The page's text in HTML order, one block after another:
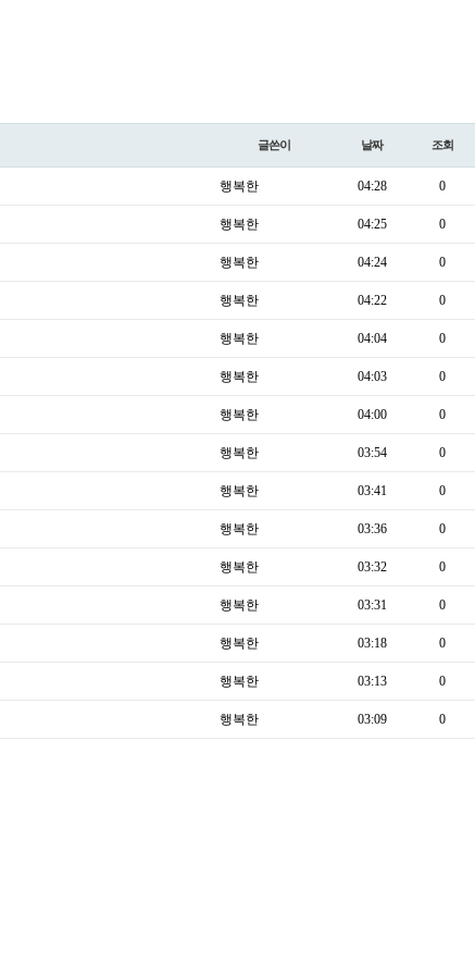
글쓴이 날짜 조회
행복한 04:28 0
행복한 04:25 0
행복한 04:24 0
행복한 04:22 0
행복한 04:04 0
행복한 04:03 0
행복한 04:00 0
행복한 03:54 0
행복한 03:41 0
행복한 03:36 0
행복한 03:32 0
행복한 03:31 0
행복한 03:18 0
행복한 03:13 0
행복한 03:09 0